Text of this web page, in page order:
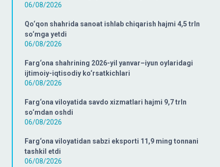
06/08/2026
Qo‘qon shahrida sanoat ishlab chiqarish hajmi 4,5 trln
so‘mga yetdi
06/08/2026
Farg‘ona shahrining 2026-yil yanvar–iyun oylaridagi
ijtimoiy-iqtisodiy ko‘rsatkichlari
06/08/2026
Farg‘ona viloyatida savdo xizmatlari hajmi 9,7 trln
so‘mdan oshdi
06/08/2026
Farg‘ona viloyatidan sabzi eksporti 11,9 ming tonnani
tashkil etdi
06/08/2026